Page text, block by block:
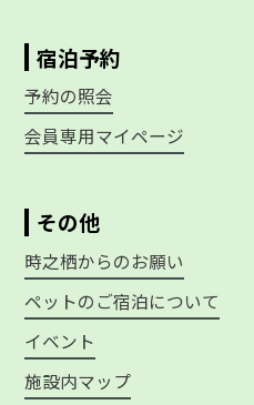
宿泊予約
予約の照会
会員専用マイページ
その他
時之栖からのお願い
ペットのご宿泊について
イベント
施設内マップ